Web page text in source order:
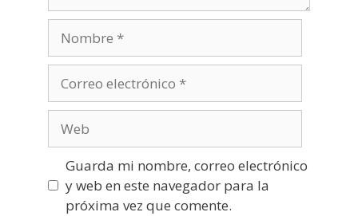
electrónico
Guarda mi nombre, correo electrónico
y web en este navegador para la
próxima vez que comente.